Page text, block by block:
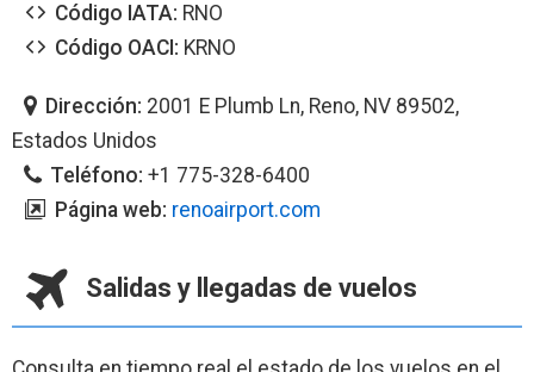
Código IATA: RNO
Código OACI: KRNO
Dirección: 2001 E Plumb Ln, Reno, NV 89502,
Estados Unidos
Teléfono: +1 775-328-6400
Página web: renoairport.com
Salidas y llegadas de vuelos